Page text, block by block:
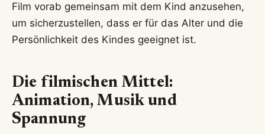
Film vorab gemeinsam mit dem Kind anzusehen,
um sicherzustellen, dass er für das Alter und die
Persönlichkeit des Kindes geeignet ist.
Die filmischen Mittel:
Animation, Musik und
Spannung